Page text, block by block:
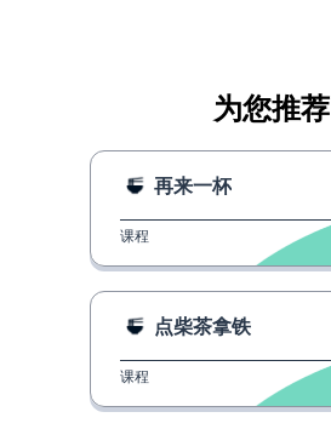
为您推荐
再来一杯
课程
点柴茶拿铁
课程